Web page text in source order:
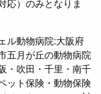
応）のみとなりま